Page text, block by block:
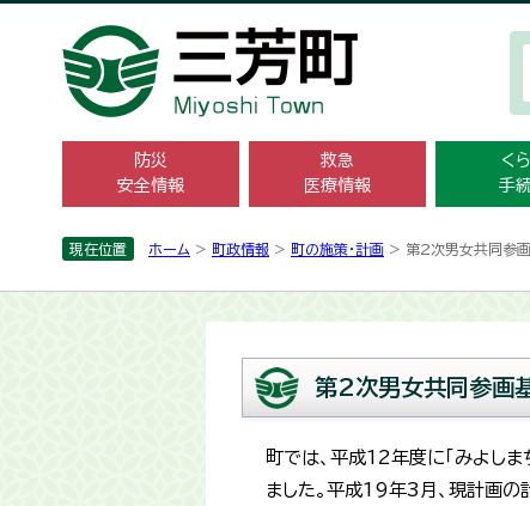
防災
安全情報
救急
医療情報
く
手
現在位置 ホーム > 町政情報 > 町の施策・­計画 > 第2次男女共同参画
第2次男女共同参画
町では、平成12年度に「みよし
ました。平成19年3月、現計画